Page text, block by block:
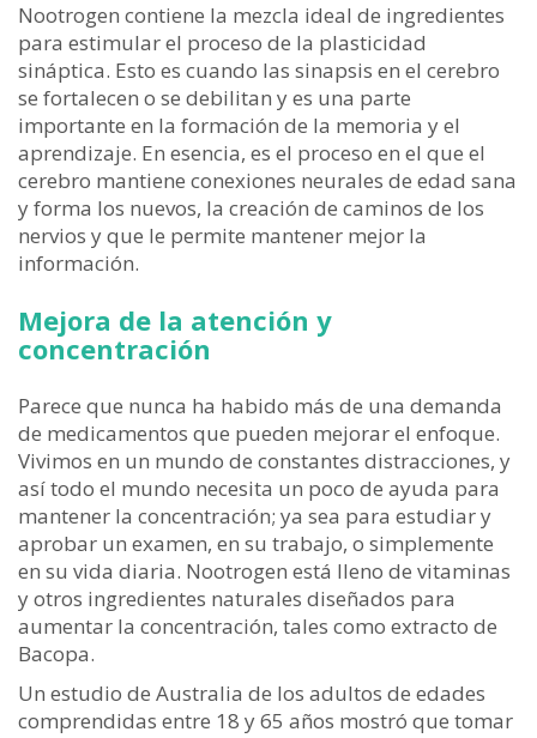
Nootrogen contiene la mezcla ideal de ingredientes
para estimular el proceso de la plasticidad
sináptica. Esto es cuando las sinapsis en el cerebro
se fortalecen o se debilitan y es una parte
importante en la formación de la memoria y el
aprendizaje. En esencia, es el proceso en el que el
cerebro mantiene conexiones neurales de edad sana
y forma los nuevos, la creación de caminos de los
nervios y que le permite mantener mejor la
información.
Mejora de la atención y
concentración
Parece que nunca ha habido más de una demanda
de medicamentos que pueden mejorar el enfoque.
Vivimos en un mundo de constantes distracciones, y
así todo el mundo necesita un poco de ayuda para
mantener la concentración; ya sea para estudiar y
aprobar un examen, en su trabajo, o simplemente
en su vida diaria. Nootrogen está lleno de vitaminas
y otros ingredientes naturales diseñados para
aumentar la concentración, tales como extracto de
Bacopa.
Un estudio de Australia de los adultos de edades
comprendidas entre 18 y 65 años mostró que tomar